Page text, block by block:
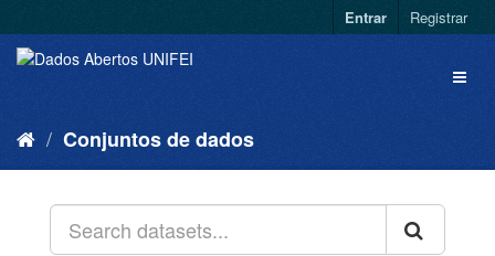
Entrar Registrar
Conjuntos de dados